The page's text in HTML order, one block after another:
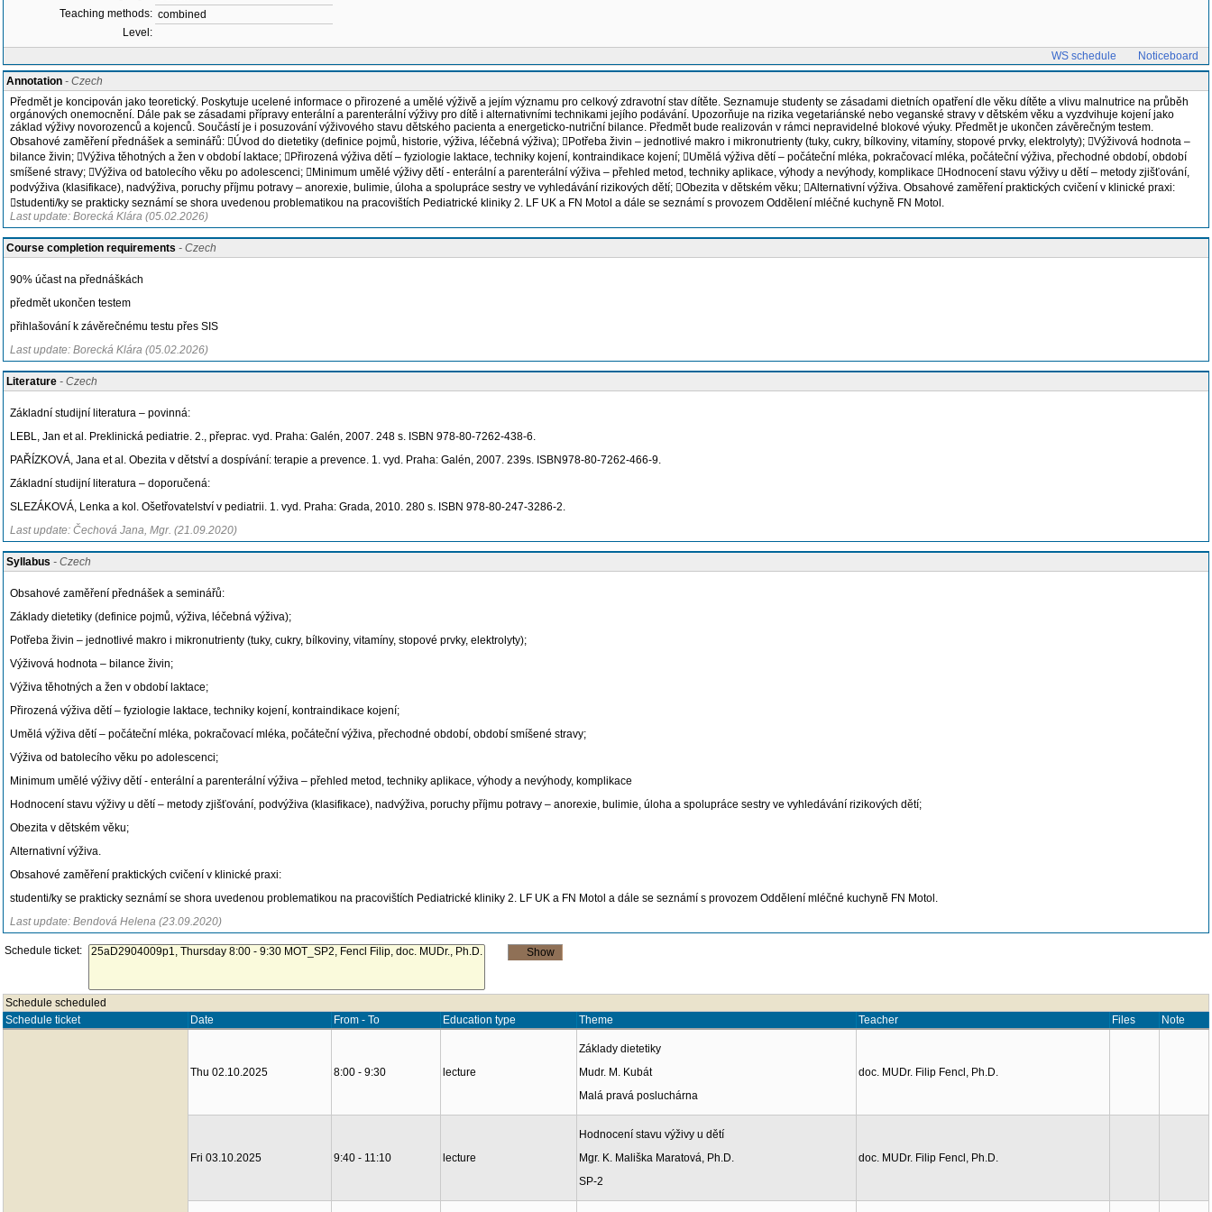
Teaching methods: combined
Level:
WS schedule
Noticeboard
Annotation - Czech
Předmět je koncipován jako teoretický. Poskytuje ucelené informace o přirozené a umělé výživě a jejím významu pro celkový zdravotní stav dítěte. Seznamuje studenty se zásadami dietních opatření dle věku dítěte a vlivu malnutrice na průběh
orgánových onemocnění. Dále pak se zásadami přípravy enterální a parenterální výživy pro dítě i alternativními technikami jejího podávání. Upozorňuje na rizika vegetariánské nebo veganské stravy v dětském věku a vyzdvihuje kojení jako
základ výživy novorozenců a kojenců. Součástí je i posuzování výživového stavu dětského pacienta a energeticko-nutriční bilance. Předmět bude realizován v rámci nepravidelné blokové výuky. Předmět je ukončen závěrečným testem.
Obsahové zaměření přednášek a seminářů: Úvod do dietetiky (definice pojmů, historie, výživa, léčebná výživa); Potřeba živin – jednotlivé makro i mikronutrienty (tuky, cukry, bílkoviny, vitamíny, stopové prvky, elektrolyty); Výživová hodnota –
bilance živin; Výživa těhotných a žen v období laktace; Přirozená výživa dětí – fyziologie laktace, techniky kojení, kontraindikace kojení; Umělá výživa dětí – počáteční mléka, pokračovací mléka, počáteční výživa, přechodné období, období
smíšené stravy; Výživa od batolecího věku po adolescenci; Minimum umělé výživy dětí - enterální a parenterální výživa – přehled metod, techniky aplikace, výhody a nevýhody, komplikace Hodnocení stavu výživy u dětí – metody zjišťování,
podvýživa (klasifikace), nadvýživa, poruchy příjmu potravy – anorexie, bulimie, úloha a spolupráce sestry ve vyhledávání rizikových dětí; Obezita v dětském věku; Alternativní výživa. Obsahové zaměření praktických cvičení v klinické praxi:
studenti/ky se prakticky seznámí se shora uvedenou problematikou na pracovištích Pediatrické kliniky 2. LF UK a FN Motol a dále se seznámí s provozem Oddělení mléčné kuchyně FN Motol.
Last update: Borecká Klára (05.02.2026)
Course completion requirements - Czech
90% účast na přednáškách
předmět ukončen testem
přihlašování k závěrečnému testu přes SIS
Last update: Borecká Klára (05.02.2026)
Literature - Czech
Základní studijní literatura – povinná:
LEBL, Jan et al. Preklinická pediatrie. 2., přeprac. vyd. Praha: Galén, 2007. 248 s. ISBN 978-80-7262-438-6.
PAŘÍZKOVÁ, Jana et al. Obezita v dětství a dospívání: terapie a prevence. 1. vyd. Praha: Galén, 2007. 239s. ISBN978-80-7262-466-9.
Základní studijní literatura – doporučená:
SLEZÁKOVÁ, Lenka a kol. Ošetřovatelství v pediatrii. 1. vyd. Praha: Grada, 2010. 280 s. ISBN 978-80-247-3286-2.
Last update: Čechová Jana, Mgr. (21.09.2020)
Syllabus - Czech
Obsahové zaměření přednášek a seminářů:
Základy dietetiky (definice pojmů, výživa, léčebná výživa);
Potřeba živin – jednotlivé makro i mikronutrienty (tuky, cukry, bílkoviny, vitamíny, stopové prvky, elektrolyty);
Výživová hodnota – bilance živin;
Výživa těhotných a žen v období laktace;
Přirozená výživa dětí – fyziologie laktace, techniky kojení, kontraindikace kojení;
Umělá výživa dětí – počáteční mléka, pokračovací mléka, počáteční výživa, přechodné období, období smíšené stravy;
Výživa od batolecího věku po adolescenci;
Minimum umělé výživy dětí - enterální a parenterální výživa – přehled metod, techniky aplikace, výhody a nevýhody, komplikace
Hodnocení stavu výživy u dětí – metody zjišťování, podvýživa (klasifikace), nadvýživa, poruchy příjmu potravy – anorexie, bulimie, úloha a spolupráce sestry ve vyhledávání rizikových dětí;
Obezita v dětském věku;
Alternativní výživa.
Obsahové zaměření praktických cvičení v klinické praxi:
studenti/ky se prakticky seznámí se shora uvedenou problematikou na pracovištích Pediatrické kliniky 2. LF UK a FN Motol a dále se seznámí s provozem Oddělení mléčné kuchyně FN Motol.
Last update: Bendová Helena (23.09.2020)
Schedule ticket:
Schedule scheduled
Schedule ticket
Date From - To Education type Theme Teacher Files Note
Thu 02.10.2025 8:00 - 9:30 lecture
Základy dietetiky
Mudr. M. Kubát
Malá pravá posluchárna
doc. MUDr. Filip Fencl, Ph.D.
Fri 03.10.2025 9:40 - 11:10 lecture
Hodnocení stavu výživy u dětí
Mgr. K. Mališka Maratová, Ph.D.
SP-2
doc. MUDr. Filip Fencl, Ph.D.